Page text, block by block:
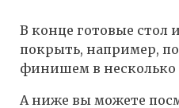
В конце готовые стол
покрыть, например,
финишем в несколько
А ниже вы можете